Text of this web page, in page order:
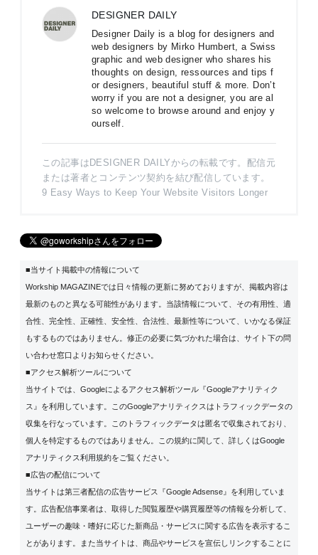
DESIGNER DAILY
Designer Daily is a blog for designers and
web designers by Mirko Humbert, a Swiss
graphic and web designer who shares his
thoughts on design, ressources and tips f
or designers, beautiful stuff & more. Don’t
worry if you are not a designer, you are al
so welcome to browse around and enjoy y
ourself.
この記事はDESIGNER DAILYからの転載です。配信元
または著者とコンテンツ契約を結び配信しています。
9 Easy Ways to Keep Your Website Visitors Longer
■当サイト掲載中の情報について
Workship MAGAZINEでは日々情報の更新に努めておりますが、掲載内容は
最新のものと異なる可能性があります。当該情報について、その有用性、適
合性、完全性、正確性、安全性、合法性、最新性等について、いかなる保証
もするものではありません。修正の必要に気づかれた場合は、サイト下の問
い合わせ窓口よりお知らせください。
■アクセス解析ツールについて
当サイトでは、Googleによるアクセス解析ツール『Googleアナリティク
ス』を利用しています。このGoogleアナリティクスはトラフィックデータの
収集を行なっています。このトラフィックデータは匿名で収集されており、
個人を特定するものではありません。この規約に関して、詳しくはGoogle
アナリティクス利用規約をご覧ください。
■広告の配信について
当サイトは第三者配信の広告サービス『Google Adsense』を利用していま
す。広告配信事業者は、取得した閲覧履歴や購買履歴等の情報を分析して、
ユーザーの趣味・嗜好に応じた新商品・サービスに関する広告を表示するこ
とがあります。また当サイトは、商品やサービスを宣伝しリンクすることに